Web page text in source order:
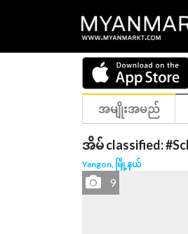
အမျိုးအမည်
အိမ် classified:
Yangon, မြို့နယ်
9